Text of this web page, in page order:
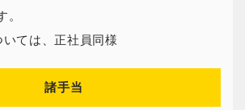
ては、正社員同様
諸手当